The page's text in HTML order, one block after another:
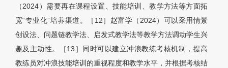
（2024）需要再在课程设置、技能培训、教学方法等方面拓
宽“专业化”培养渠道。［12］赵富学（2024）可以采用情景
创设法、问题链教学法、启发式教学法等教学方法调动学生兴
趣及主动性。［13］同时可以建立冲浪教练考核机制，提高
教练员对冲浪技能培训的重视程度和教学水平，并根据考核结